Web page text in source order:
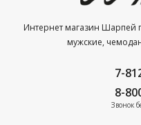
Интернет магазин Шарпей
мужские,
7-
8-
Звонок